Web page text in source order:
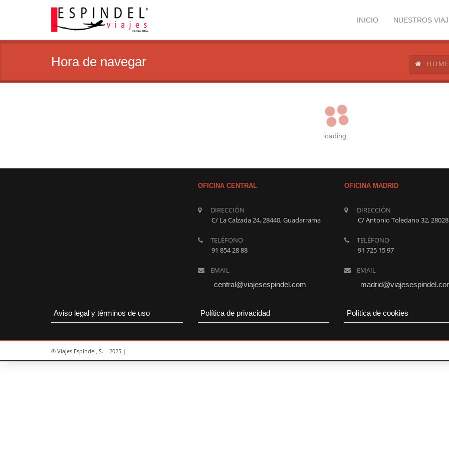
INICIO NUESTROS
Hora de navegar HOME
loading..
OFICINA CENTRAL
DIRECCIÓN
C/ La Calzada 24, 28440, Guadarrama
TELÉFONO
91 854 28 88
EMAIL
central@viajesespindel.com
OFICINA MADRID
DIRECCIÓN
C/ Antonio Toledano 32,
TELÉFONO
91 725 15 97
EMAIL
Aviso legal y términos de uso Política de privacidad Política de cookies
® Viajes Espindel, S.L. 2025 |